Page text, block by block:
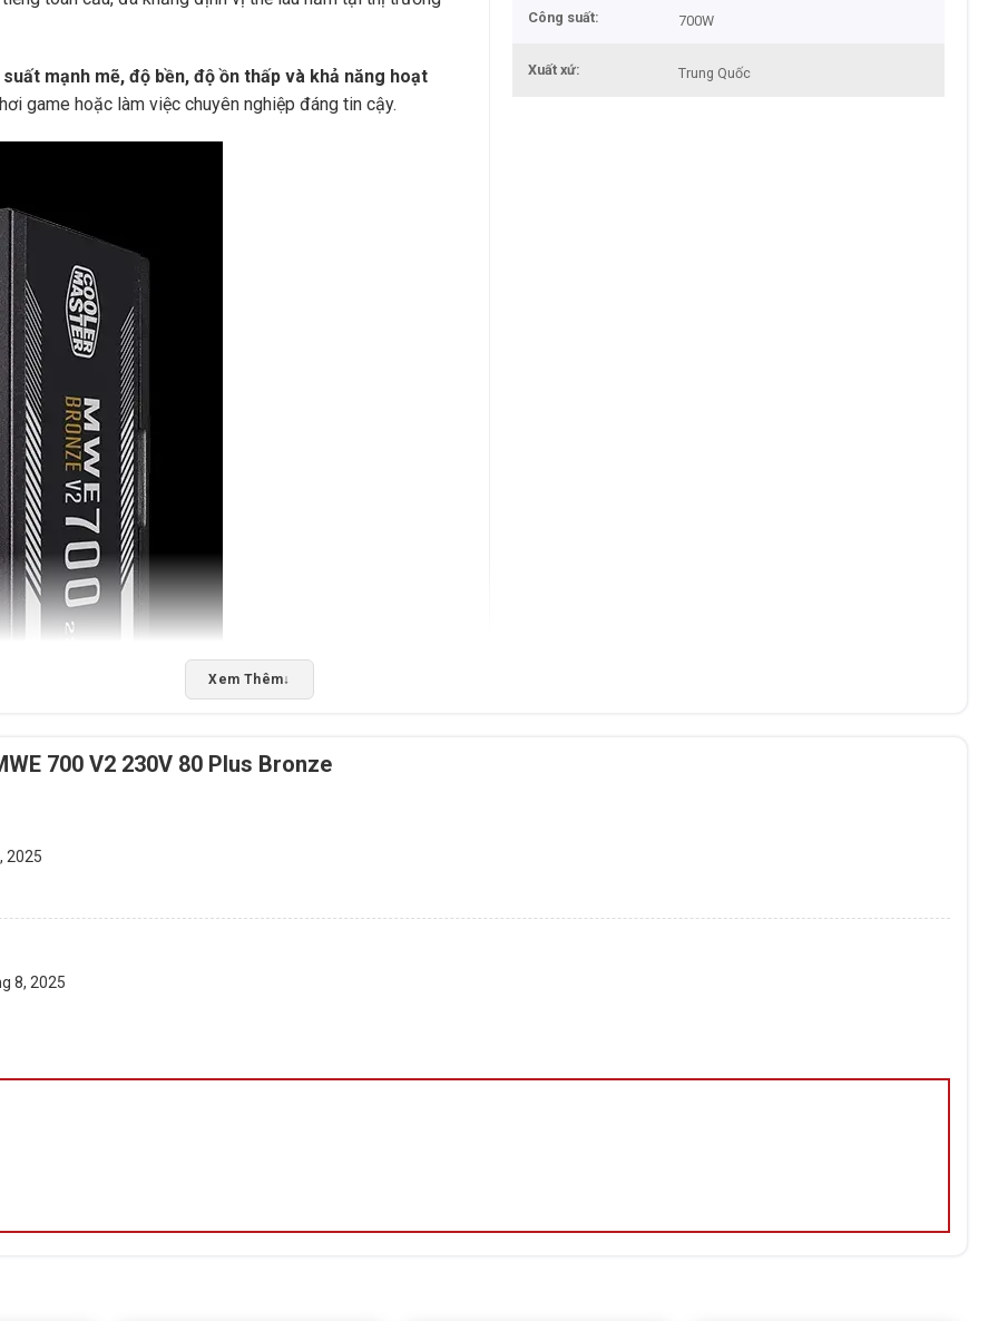
mạnh mẽ, độ bền, độ ồn thấp và khả năng hoạt
game hoặc làm việc chuyên nghiệp đáng tin cậy.
MWE 700 V2 230V
Công suất 700W
Xuất xứ Trung Quốc
Xem Thêm↓
700 V2 230V 80 Plus Bronze
2025
8, 2025